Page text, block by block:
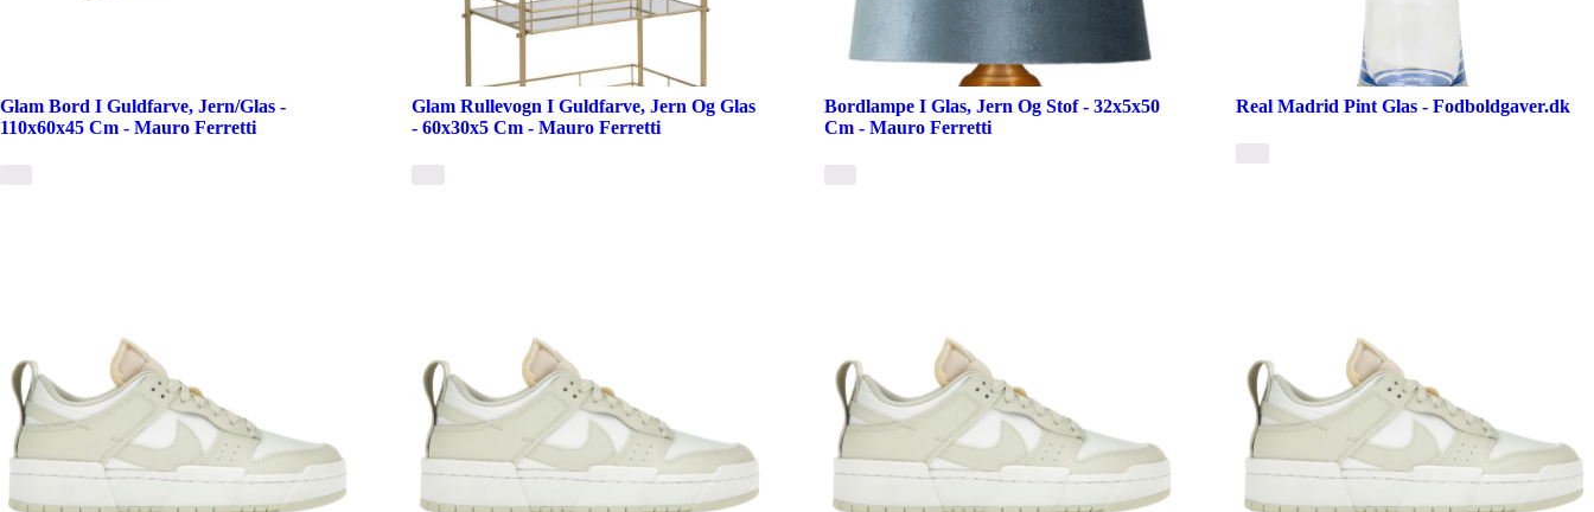
Glam Bord I Guldfarve, Jern/Glas -
110x60x45 Cm - Mauro Ferretti
Glam Rullevogn I Guldfarve, Jern Og Glas
- 60x30x5 Cm - Mauro Ferretti
Bordlampe I Glas, Jern Og Stof - 32x5x50
Cm - Mauro Ferretti
Real Madrid Pint Glas - Fodboldgaver.dk